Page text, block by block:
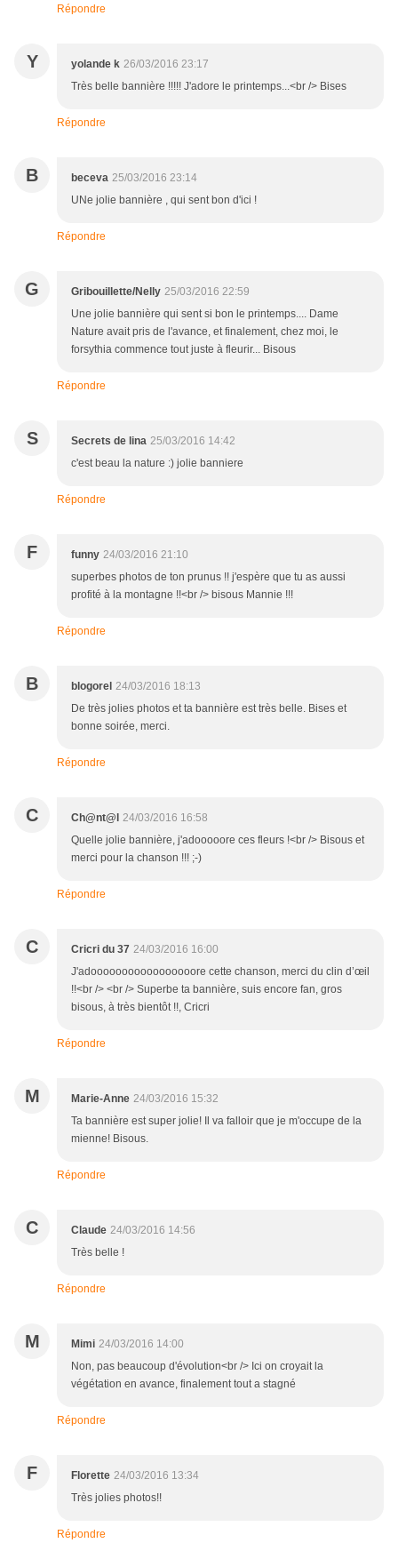
Répondre
Y yolande k 26/03/2016 23:17
Très belle bannière !!!!! J'adore le printemps...<br /> Bises
Répondre
B beceva 25/03/2016 23:14
UNe jolie bannière , qui sent bon d'ici !
Répondre
G Gribouillette/Nelly 25/03/2016 22:59
Une jolie bannière qui sent si bon le printemps.... Dame
Nature avait pris de l'avance, et finalement, chez moi, le
forsythia commence tout juste à fleurir... Bisous
Répondre
S Secrets de lina 25/03/2016 14:42
c'est beau la nature :) jolie banniere
Répondre
F funny 24/03/2016 21:10
superbes photos de ton prunus !! j'espère que tu as aussi
profité à la montagne !!<br /> bisous Mannie !!!
Répondre
B blogorel 24/03/2016 18:13
De très jolies photos et ta bannière est très belle. Bises et
bonne soirée, merci.
Répondre
C Ch@nt@l 24/03/2016 16:58
Quelle jolie bannière, j'adooooore ces fleurs !<br /> Bisous et
merci pour la chanson !!! ;-)
Répondre
C Cricri du 37 24/03/2016 16:00
J'adooooooooooooooooore cette chanson, merci du clin d’œil
!!<br /> <br /> Superbe ta bannière, suis encore fan, gros
bisous, à très bientôt !!, Cricri
Répondre
M Marie-Anne 24/03/2016 15:32
Ta bannière est super jolie! Il va falloir que je m'occupe de la
mienne! Bisous.
Répondre
C Claude 24/03/2016 14:56
Très belle !
Répondre
M Mimi 24/03/2016 14:00
Non, pas beaucoup d'évolution<br /> Ici on croyait la
végétation en avance, finalement tout a stagné
Répondre
F Florette 24/03/2016 13:34
Très jolies photos!!
Répondre